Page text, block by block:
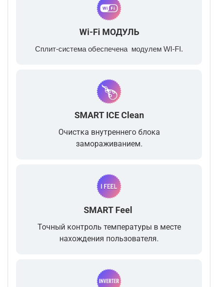
Wi-Fi МОДУЛЬ
Сплит-система обеспечена модулем WI-FI.
SMART ICE Clean
Очистка внутреннего блока
замораживанием.
SMART Feel
Точный контроль температуры в месте
нахождения пользователя.